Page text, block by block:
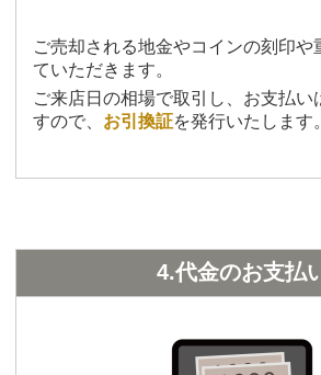
ご売却される地金やコインの刻印や
ていただきます。
ご来店日の相場で取引し、お支払い
すので、 お引換証を発行いたします。
4.代金のお支払